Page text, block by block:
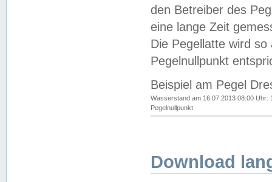
den Betreiber des
eine lange Zeit
Die Pegellatte wird
Pegelnullpunkt
Beispiel am Pegel
Wasserstand am 16.07.2013 08:00 Uhr:
Pegelnullpunkt
Download